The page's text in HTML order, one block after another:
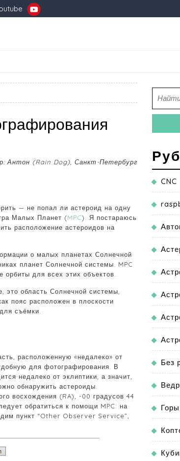
Антон (Rain Dog), Санкт-Петербург
— не попал ли астероид на одну
Малых Планет (MPC). Я постараюсь
расположение астероидов на
о малых планетах Солнечной
планет Солнечной системы. MPC
орбиты для всех этих объектов.
это область Солнечной системы,
пояс расположен в плоскости
съёмки.
расположенную «недалеко» от
для фотографирования. В
недалеко от эклиптики, а значит,
обнаружить астероиды.
восхождения (RA), -00 градусов 44
обратиться к помощи MPC: на
пункт “Other Observer Service”,
CNC
Без
Горы